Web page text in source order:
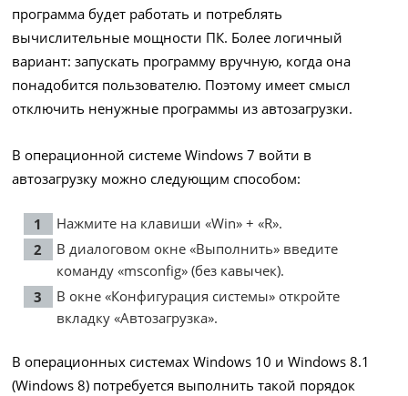
программа будет работать и потреблять
вычислительные мощности ПК. Более логичный
вариант: запускать программу вручную, когда она
понадобится пользователю. Поэтому имеет смысл
отключить ненужные программы из автозагрузки.
В операционной системе Windows 7 войти в
автозагрузку можно следующим способом:
Нажмите на клавиши «Win» + «R».
В диалоговом окне «Выполнить» введите
команду «msconfig» (без кавычек).
В окне «Конфигурация системы» откройте
вкладку «Автозагрузка».
В операционных системах Windows 10 и Windows 8.1
(Windows 8) потребуется выполнить такой порядок